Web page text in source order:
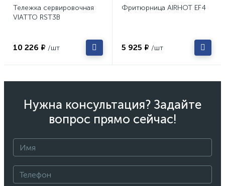
Тележка сервировочная
VIATTO RST3B
10 226 ₽ /шт
Фритюрница AIRHOT EF4
5 925 ₽ /шт
Нужна консультация? Задайте
вопрос прямо сейчас!